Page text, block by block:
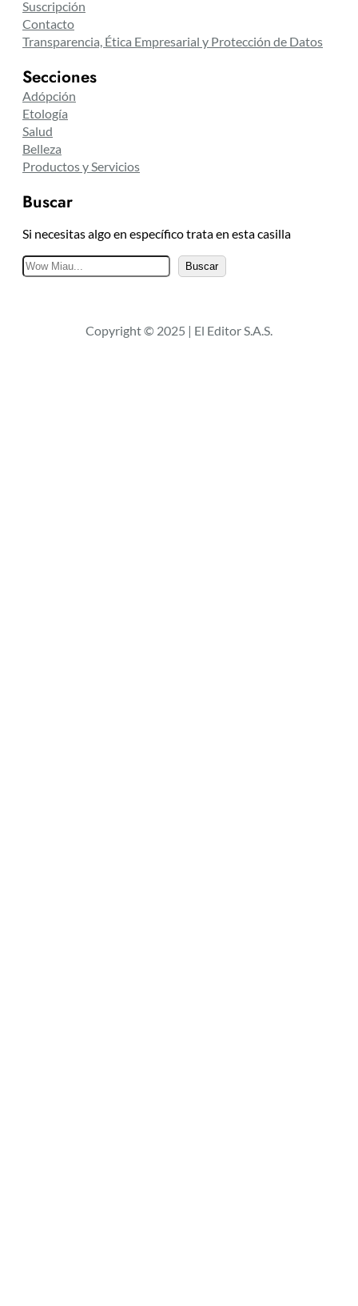
Suscripción
Contacto
Transparencia, Ética Empresarial y Protección de Datos
Secciones
Adópción
Etología
Salud
Belleza
Productos y Servicios
Buscar
Si necesitas algo en específico trata en esta casilla
B
u
a
Buscar
Copyright © 2025 | El Editor S.A.S.